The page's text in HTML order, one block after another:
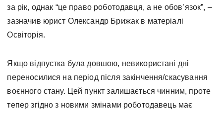
за рік, однак “це право роботодавця, а не обов’язок”, –
зазначив юрист Олександр Брижак в матеріалі
Освіторія.
Якщо відпустка була довшою, невикористані дні
переносилися на період після закінчення/скасування
воєнного стану. Цей пункт залишається чинним, проте
тепер згідно з новими змінами роботодавець має